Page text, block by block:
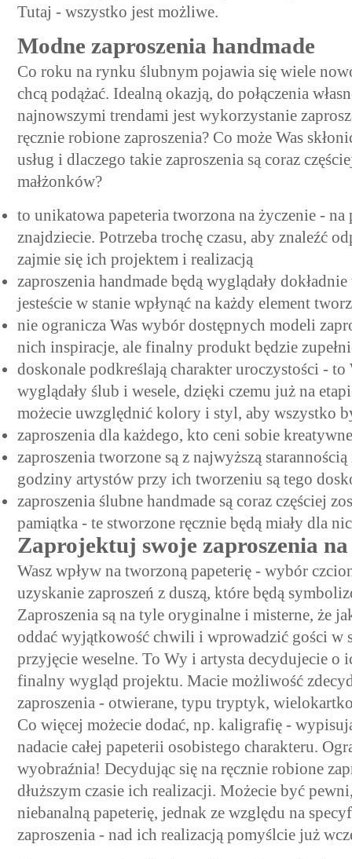
Tutaj - wszystko jest możliwe.
Modne zaproszenia handmade
Co roku na rynku ślubnym pojawia się wiele
chcą podążać. Idealną okazją, do połączenia
najnowszymi trendami jest wykorzystanie
ręcznie robione zaproszenia? Co może Was
usług i dlaczego takie zaproszenia są coraz
małżonków?
to unikatowa papeteria tworzona na życzenie -
znajdziecie. Potrzeba trochę czasu, aby znaleźć
zajmie się ich projektem i realizacją
zaproszenia handmade będą wyglądały
jesteście w stanie wpłynąć na każdy element
nie ogranicza Was wybór dostępnych modeli
nich inspiracje, ale finalny produkt będzie
doskonale podkreślają charakter uroczystości -
wyglądały ślub i wesele, dzięki czemu już na
możecie uwzględnić kolory i styl, aby wszystko
zaproszenia dla każdego, kto ceni sobie
zaproszenia tworzone są z najwyższą
godziny artystów przy ich tworzeniu są tego
zaproszenia ślubne handmade są coraz częściej
pamiątka - te stworzone ręcznie będą miały dla
Zaprojektuj swoje zaproszenia
Wasz wpływ na tworzoną papeterię - wybór
uzyskanie zaproszeń z duszą, które będą
Zaproszenia są na tyle oryginalne i misterne, że
oddać wyjątkowość chwili i wprowadzić gości w
przyjęcie weselne. To Wy i artysta decydujecie o
finalny wygląd projektu. Macie możliwość
zaproszenia - otwierane, typu tryptyk,
Co więcej możecie dodać, np. kaligrafię -
nadacie całej papeterii osobistego charakteru.
wyobraźnia! Decydując się na ręcznie robione
dłuższym czasie ich realizacji. Możecie być
niebanalną papeterię, jednak ze względu na
zaproszenia - nad ich realizacją pomyślcie już